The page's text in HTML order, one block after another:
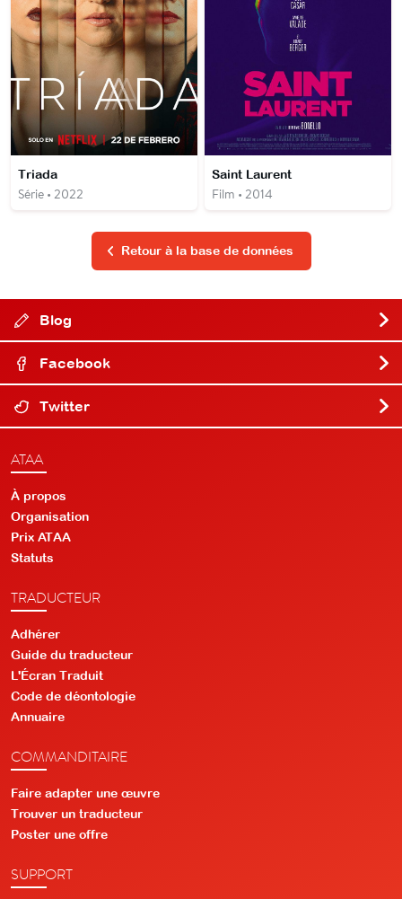
Triada
Série • 2022
Saint Laurent
Film • 2014
Retour à la base de données
Blog
Facebook
Twitter
ATAA
À propos
Organisation
Prix ATAA
Statuts
TRADUCTEUR
Adhérer
Guide du traducteur
L'Écran Traduit
Code de déontologie
Annuaire
COMMANDITAIRE
Faire adapter une œuvre
Trouver un traducteur
Poster une offre
SUPPORT